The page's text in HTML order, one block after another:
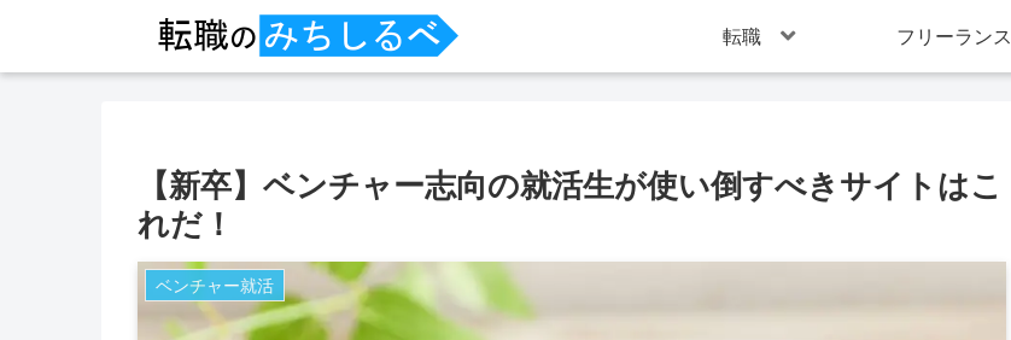
転職 フリーランス
【新卒】ベンチャー志向の就活生が使い倒すべきサイトはこ
れだ！
ベンチャー就活